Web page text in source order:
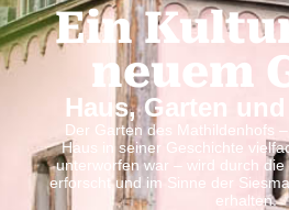
Ein
neuem
Haus, Garten
Der Garten des Mathildenhofs
Haus in seiner Geschichte
unterworfen war – wird durch
erforscht und im Sinne der
erhalten.